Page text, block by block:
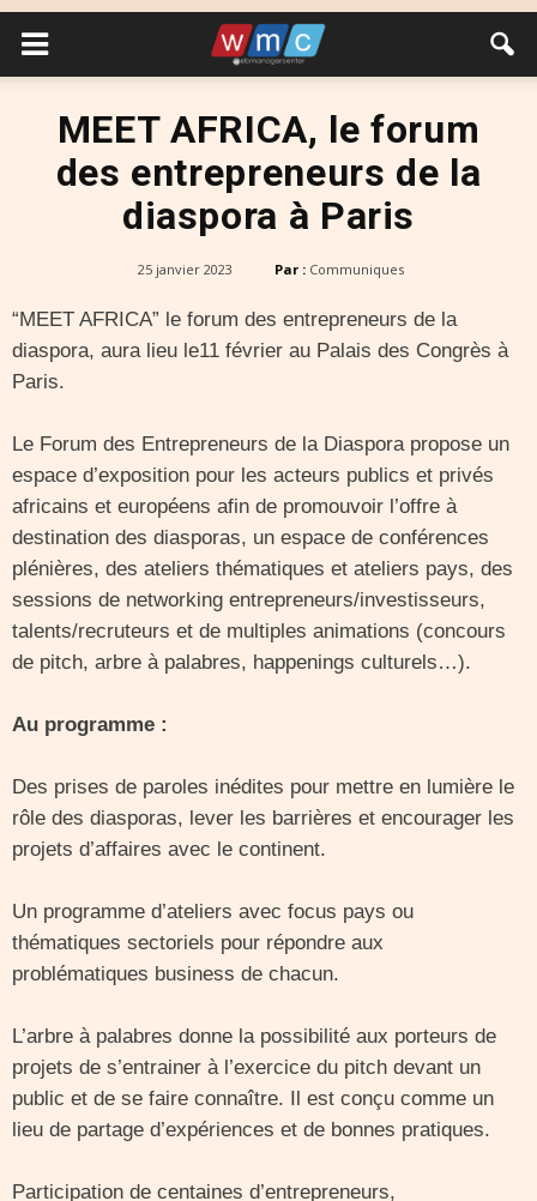
MEET AFRICA, le forum
des entrepreneurs de la
diaspora à Paris
25 janvier 2023 Par : Communiques
“MEET AFRICA” le forum des entrepreneurs de la
diaspora, aura lieu le11 février au Palais des Congrès à
Paris.
Le Forum des Entrepreneurs de la Diaspora propose un
espace d’exposition pour les acteurs publics et privés
africains et européens afin de promouvoir l’offre à
destination des diasporas, un espace de conférences
plénières, des ateliers thématiques et ateliers pays, des
sessions de networking entrepreneurs/investisseurs,
talents/recruteurs et de multiples animations (concours
de pitch, arbre à palabres, happenings culturels…).
Au programme :
Des prises de paroles inédites pour mettre en lumière le
rôle des diasporas, lever les barrières et encourager les
projets d’affaires avec le continent.
Un programme d’ateliers avec focus pays ou
thématiques sectoriels pour répondre aux
problématiques business de chacun.
L’arbre à palabres donne la possibilité aux porteurs de
projets de s’entrainer à l’exercice du pitch devant un
public et de se faire connaître. Il est conçu comme un
lieu de partage d’expériences et de bonnes pratiques.
Participation de centaines d’entrepreneurs,